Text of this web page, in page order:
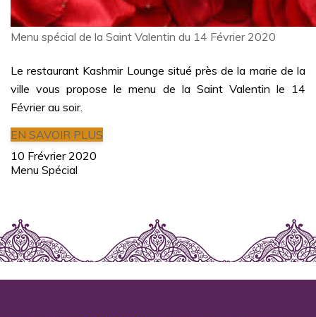
Menu spécial de la Saint Valentin du 14 Février 2020
Le restaurant Kashmir Lounge situé près de la marie de la
ville vous propose le menu de la Saint Valentin le 14
Février au soir.
EN SAVOIR PLUS
10 Frévrier 2020
Menu Spécial